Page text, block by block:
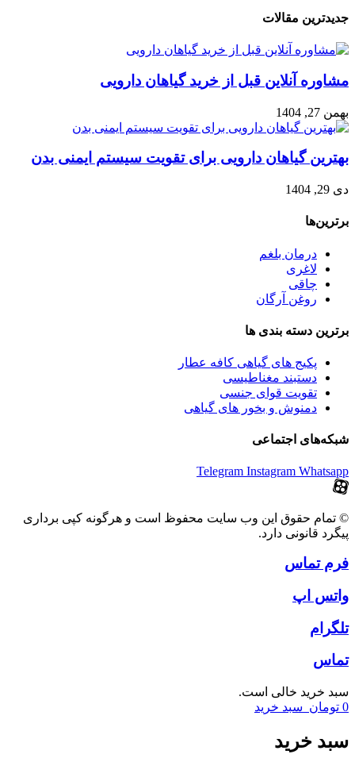
جدیدترین مقالات
مشاوره آنلاین قبل از خرید گیاهان دارویی
بهمن 27, 1404
بهترین گیاهان دارویی برای تقویت سیستم ایمنی بدن
دی 29, 1404
برترین‌ها
درمان بلغم
لاغری
چاقی
روغن آرگان
برترین‌ دسته بندی ها
پکیج های گیاهی کافه عطار
دستبند مغناطیسی
تقویت قوای جنسی
دمنوش و بخور های گیاهی
شبکه‌های اجتماعی
Telegram Instagram Whatsapp
© تمام حقوق این وب سایت محفوظ است و هرگونه کپی برداری
پیگرد قانونی دارد.
فرم تماس
واتس اپ
تلگرام
تماس
سبد خرید خالی است.
0 تومان سبد خرید
سبد خرید